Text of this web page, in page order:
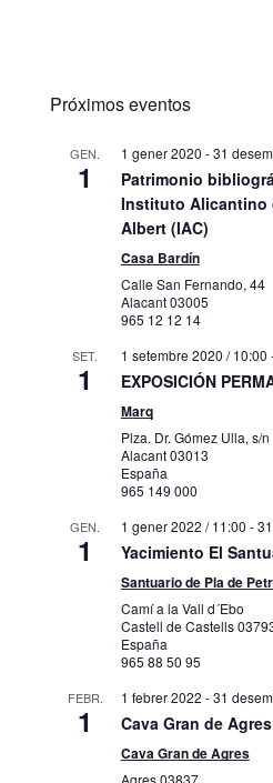
Próximos eventos
GEN.
1
1 gener 2020 -31
Patrimonio
Instituto Alicantino
Albert (IAC)
Casa Bardín
Calle San Fernando, 44
Alacant03005
965 12 12 14
SET.
1
1 setembre 2020 / 10:00
EXPOSICIÓN
Marq
Plza. Dr. Gómez Ulla, s/n
Alacant03013
España
965 149 000
GEN.
1
1 gener 2022 / 11:00 -
Yacimiento El
Santuario de Pla de
Camí a la Vall d´Ebo
Castell de Castells
España
965 88 50 95
FEBR.
1
1 febrer 2022 -31
Cava Gran de Agres
Cava Gran de Agres
Agres03837